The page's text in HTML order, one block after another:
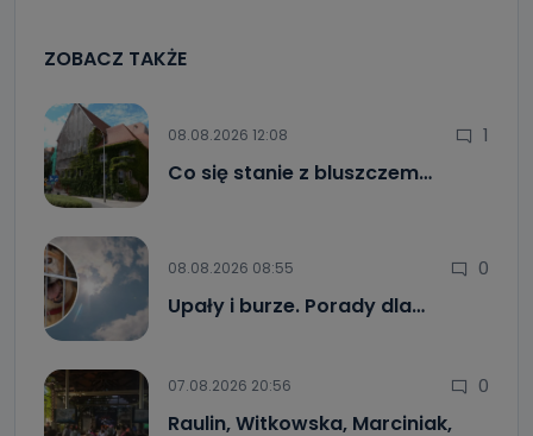
ZOBACZ TAKŻE
08.08.2026 12:08 1
Co się stanie z bluszczem…
08.08.2026 08:55 0
Upały i burze. Porady dla…
07.08.2026 20:56 0
Raulin, Witkowska, Marciniak,